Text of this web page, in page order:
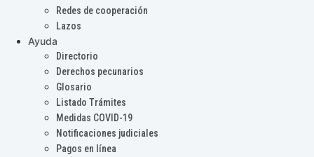
Redes de cooperación
Lazos
Ayuda
Directorio
Derechos pecunarios
Glosario
Listado Trámites
Medidas COVID-19
Notificaciones judiciales
Pagos en línea